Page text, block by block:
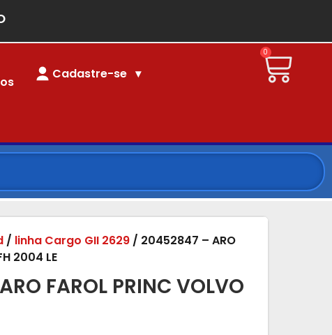
Cadastre-se
0
FAROL PRINC VOLVO
/ linha Cargo GII 2629 / 20452847 – ARO
2004 LE